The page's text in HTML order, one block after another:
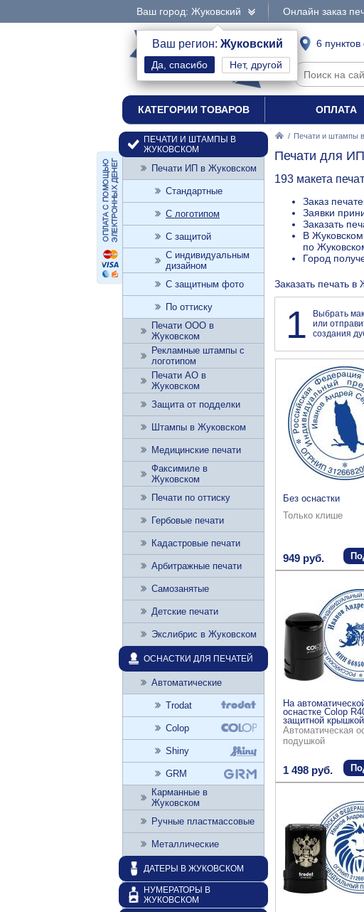
Ваш город: Жуковский
Ваш регион: Жуковский
Нет, другой
Онлайн заказ
интернет-магазин 6
КАТЕГОРИИ ТОВАРОВ ОПЛАТА
/ Печати и штампы
Печати для
193 макета
Заказ
Заявки
Заказать
В Жуковском
по
Город
Заказать печать в
1
Выбрать
или
создания
Без оснастки
Только клише
949 руб.
На
оснастке Colop
защитной крышкой
Автоматическая
подушкой
1 498 руб.
ПЕЧАТИ И ШТАМПЫ В
ЖУКОВСКОМ
Печати ИП в Жуковском
Стандартные
С логотипом
С защитой
С индивидуальным
дизайном
С защитным фото
По оттиску
Печати ООО в
Жуковском
Рекламные штампы с
логотипом
Печати АО в
Жуковском
Защита от подделки
Штампы в Жуковском
Медицинские печати
Факсимиле в
Жуковском
Печати по оттиску
Гербовые печати
Кадастровые печати
Арбитражные печати
Самозанятые
Детские печати
Экслибрис в Жуковском
ОСНАСТКИ ДЛЯ ПЕЧАТЕЙ
Автоматические
Trodat
Colop
Shiny
GRM
Карманные в
Жуковском
Ручные пластмассовые
Металлические
ДАТЕРЫ В ЖУКОВСКОМ
НУМЕРАТОРЫ В
ЖУКОВСКОМ